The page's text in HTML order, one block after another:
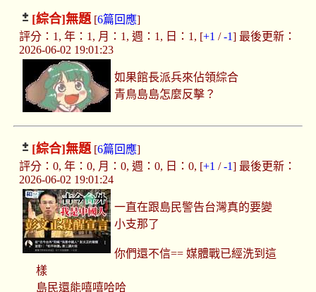
[綜合]無題[6篇回應]
評分：1, 年：1, 月：1, 週：1, 日：1, [+1 /-1] 最後更新：
2026-06-02 19:01:23
如果館長派兵來佔領綜合
青鳥島島怎麼反擊？
[綜合]無題[6篇回應]
評分：0, 年：0, 月：0, 週：0, 日：0, [+1 /-1] 最後更新：
2026-06-02 19:01:24
一直在跟島民警告台灣真的要變
小支那了
你們還不信== 媒體戰已經洗到這
樣
島民還能嘻嘻哈哈